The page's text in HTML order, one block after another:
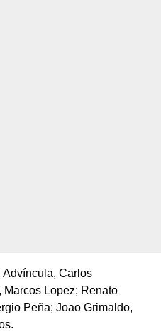
Carlos
Lopez; Renato
Peña; Joao Grimaldo,